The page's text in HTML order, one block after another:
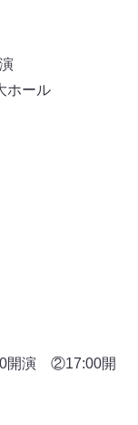
演
ホール
開演 ②17:00開